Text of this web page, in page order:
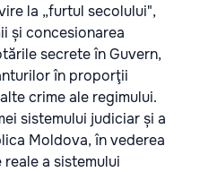
la „furtul secolului",
și concesionarea
secrete în Guvern,
în proporţii
crime ale regimului.
sistemului judiciar și a
Moldova, în vederea
a sistemului